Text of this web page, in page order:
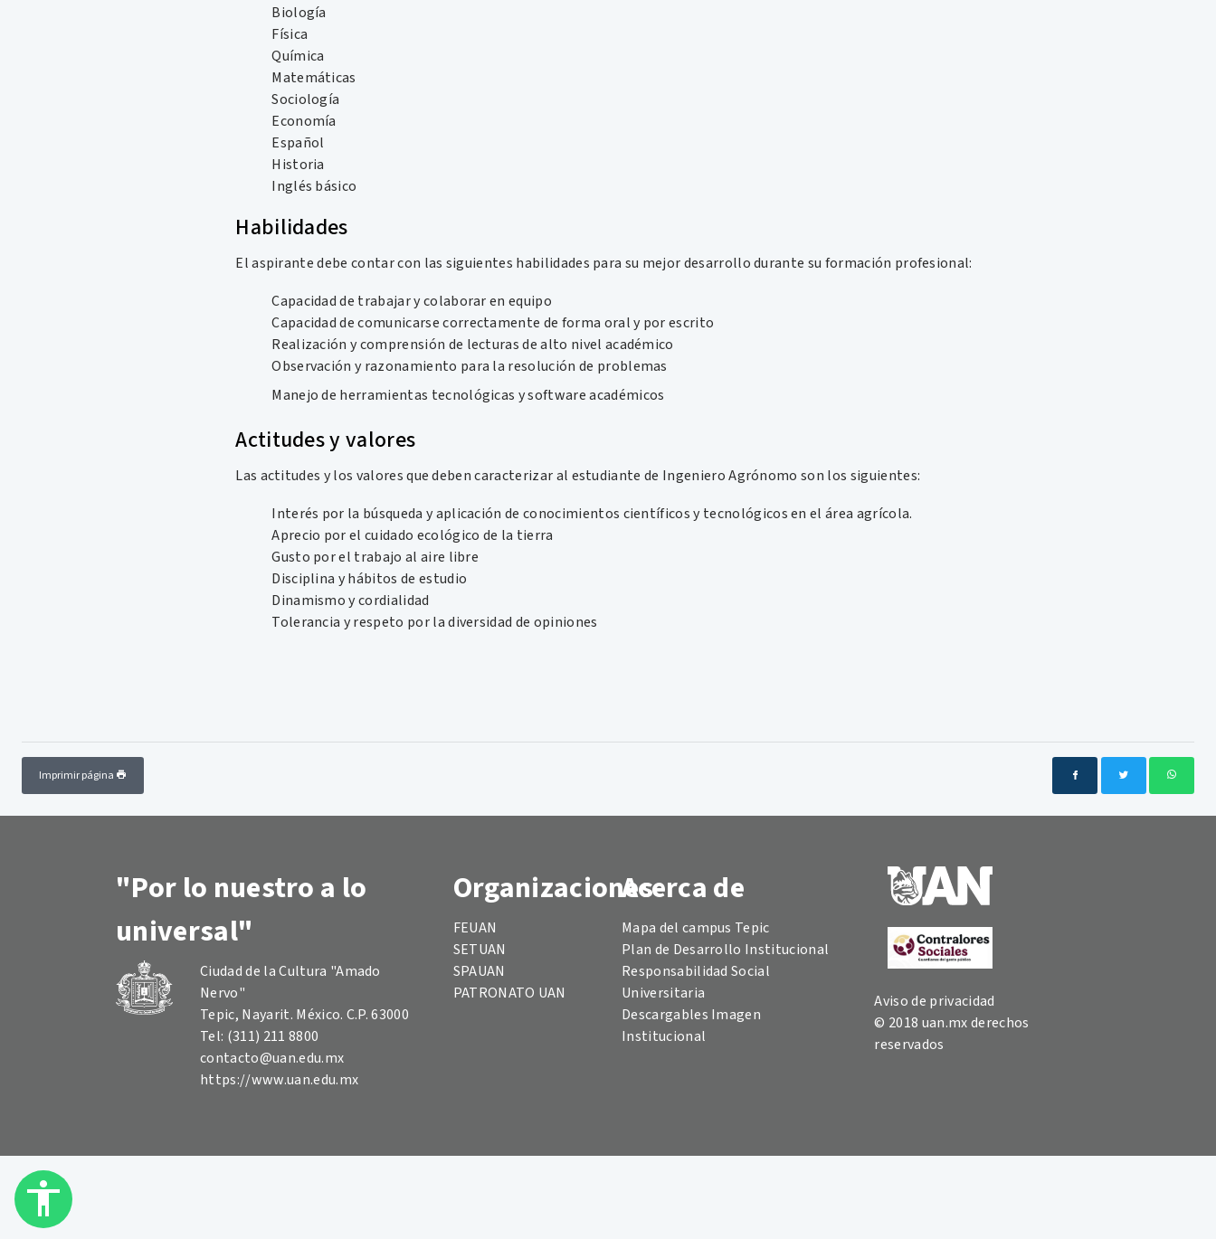
Biología
Física
Química
Matemáticas
Sociología
Economía
Español
Historia
Inglés básico
Habilidades
El aspirante debe contar con las siguientes habilidades para su mejor desarrollo durante su formación profesional:
Capacidad de trabajar y colaborar en equipo
Capacidad de comunicarse correctamente de forma oral y por escrito
Realización y comprensión de lecturas de alto nivel académico
Observación y razonamiento para la resolución de problemas
Manejo de herramientas tecnológicas y software académicos
Actitudes y valores
Las actitudes y los valores que deben caracterizar al estudiante de Ingeniero Agrónomo son los siguientes:
Interés por la búsqueda y aplicación de conocimientos científicos y tecnológicos en el área agrícola.
Aprecio por el cuidado ecológico de la tierra
Gusto por el trabajo al aire libre
Disciplina y hábitos de estudio
Dinamismo y cordialidad
Tolerancia y respeto por la diversidad de opiniones
Imprimir página
"Por lo nuestro a lo
universal"
Ciudad de la Cultura "Amado
Nervo"
Tepic, Nayarit. México. C.P. 63000
Tel: (311) 211 8800
contacto@uan.edu.mx
https://www.uan.edu.mx
Organizaciones
FEUAN
SETUAN
SPAUAN
PATRONATO UAN
Acerca de
Mapa del campus Tepic
Plan de Desarrollo Institucional
Responsabilidad Social
Universitaria
Descargables Imagen
Institucional
Aviso de privacidad
© 2018 uan.mx derechos
reservados